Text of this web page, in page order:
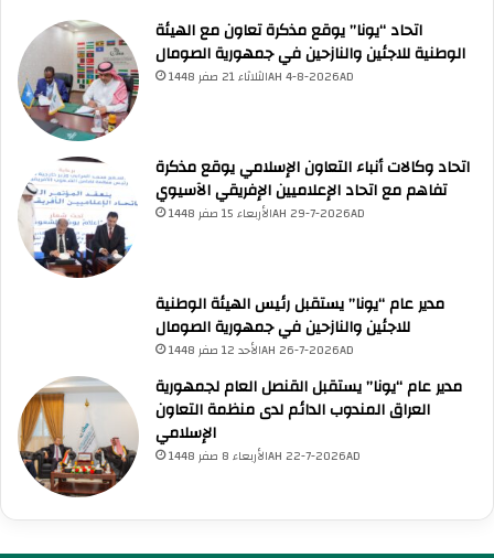
اتحاد “يونا” يوقع مذكرة تعاون مع الهيئة
الوطنية للاجئين والنازحين في جمهورية الصومال
الثلاثاء 21 صفر 1448AH 4-8-2026AD
اتحاد وكالات أنباء التعاون الإسلامي يوقع مذكرة
تفاهم مع اتحاد الإعلاميين الإفريقي الآسيوي
الأربعاء 15 صفر 1448AH 29-7-2026AD
مدير عام “يونا” يستقبل رئيس الهيئة الوطنية
للاجئين والنازحين في جمهورية الصومال
الأحد 12 صفر 1448AH 26-7-2026AD
مدير عام “يونا” يستقبل القنصل العام لجمهورية
العراق المندوب الدائم لدى منظمة التعاون
الإسلامي
الأربعاء 8 صفر 1448AH 22-7-2026AD